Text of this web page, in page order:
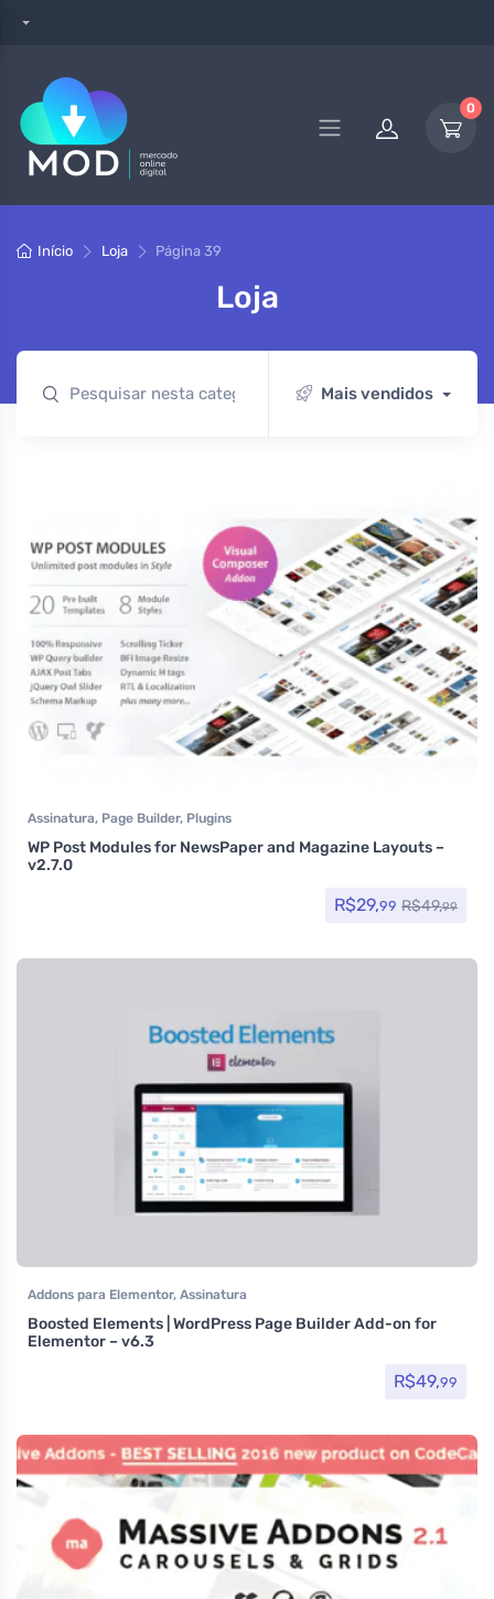
0
Início Loja Página 39
Loja
Mais vendidos
Assinatura, Page Builder, Plugins
WP Post Modules for NewsPaper and Magazine Layouts –
v2.7.0
R$29,99 R$49,99
Addons para Elementor, Assinatura
Boosted Elements | WordPress Page Builder Add-on for
Elementor – v6.3
R$49,99